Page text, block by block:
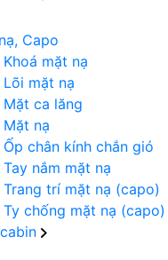
Capo
Khoá mặt nạ
Lõi mặt nạ
Mặt ca lăng
Mặt nạ
Ốp chân kính chắn gió
Tay nắm mặt nạ
Trang trí mặt nạ (capo)
Ty chống mặt nạ (capo)